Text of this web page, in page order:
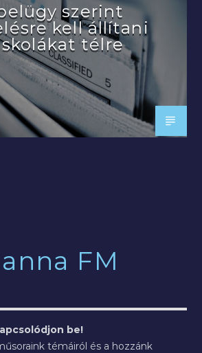
szerint
kell állítani
télre
FM
be!
témáiról és a hozzánk